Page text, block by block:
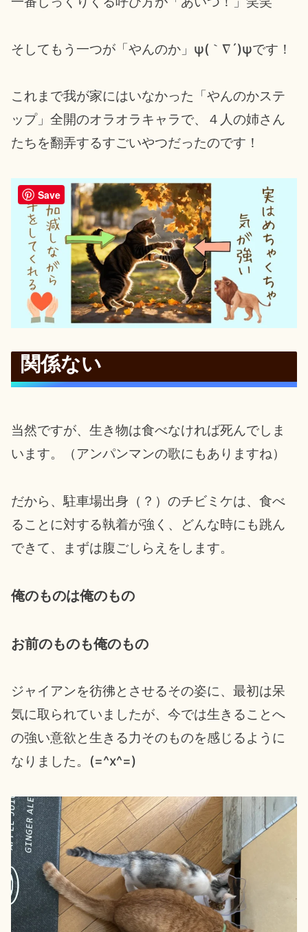
そしてもう一つが「やんのか」ψ(｀∇´)ψです！
これまで我が家にはいなかった「やんのかステ
ップ」全開のオラオラキャラで、４人の姉さん
たちを翻弄するすごいやつだったのです！
関係ない
当然ですが、生き物は食べなければ死んでしま
います。（アンパンマンの歌にもありますね）
だから、駐車場出身（？）のチビミケは、食べ
ることに対する執着が強く、どんな時にも跳ん
できて、まずは腹ごしらえをします。
俺のものは俺のもの
お前のものも俺のもの
ジャイアンを彷彿とさせるその姿に、最初は呆
気に取られていましたが、今では生きることへ
の強い意欲と生きる力そのものを感じるように
なりました。(=^x^=)
Save